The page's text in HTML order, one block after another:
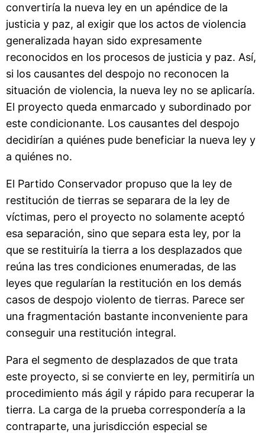
convertiría la nueva ley en un apéndice de la
justicia y paz, al exigir que los actos de violencia
generalizada hayan sido expresamente
reconocidos en los procesos de justicia y paz. Así,
si los causantes del despojo no reconocen la
situación de violencia, la nueva ley no se aplicaría.
El proyecto queda enmarcado y subordinado por
este condicionante. Los causantes del despojo
decidirían a quiénes pude beneficiar la nueva ley y
a quiénes no.
El Partido Conservador propuso que la ley de
restitución de tierras se separara de la ley de
víctimas, pero el proyecto no solamente aceptó
esa separación, sino que separa esta ley, por la
que se restituiría la tierra a los desplazados que
reúna las tres condiciones enumeradas, de las
leyes que regularían la restitución en los demás
casos de despojo violento de tierras. Parece ser
una fragmentación bastante inconveniente para
conseguir una restitución integral.
Para el segmento de desplazados de que trata
este proyecto, si se convierte en ley, permitiría un
procedimiento más ágil y rápido para recuperar la
tierra. La carga de la prueba correspondería a la
contraparte, una jurisdicción especial se